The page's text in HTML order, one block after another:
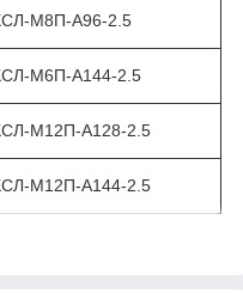
М8П-А96-2.5
М6П-А144-2.5
М12П-А128-2.5
М12П-А144-2.5